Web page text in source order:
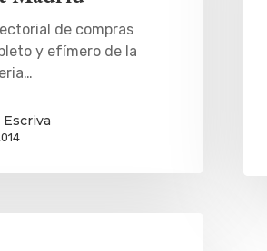
de compras
y efímero de la